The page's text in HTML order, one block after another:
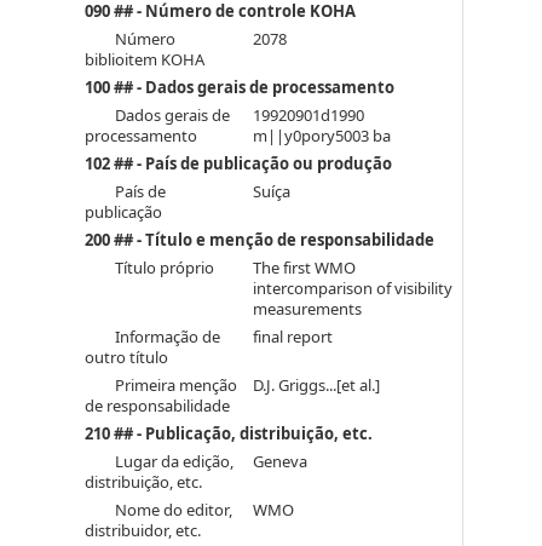
090 ## - Número de controle KOHA
Número
biblioitem KOHA
2078
100 ## - Dados gerais de processamento
Dados gerais de
processamento
19920901d1990
m||y0pory5003 ba
102 ## - País de publicação ou produção
País de
publicação
Suíça
200 ## - Título e menção de responsabilidade
Título próprio
The first WMO
intercomparison of visibility
measurements
Informação de
outro título
final report
Primeira menção
de responsabilidade
D.J. Griggs...[et al.]
210 ## - Publicação, distribuição, etc.
Lugar da edição,
distribuição, etc.
Geneva
Nome do editor,
distribuidor, etc.
WMO